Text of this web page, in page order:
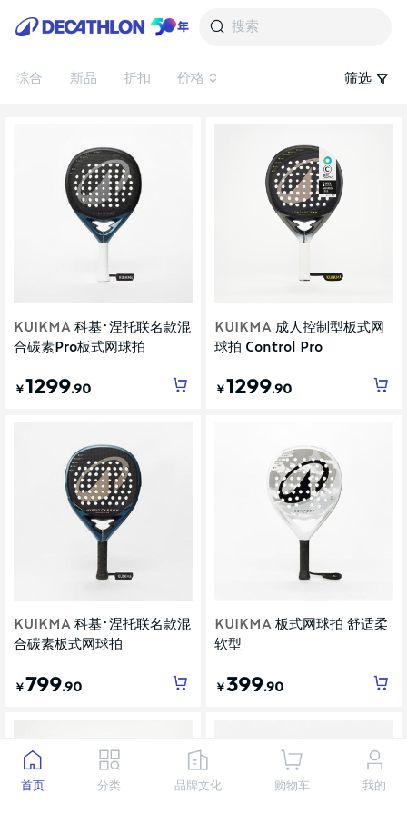
搜索
综合 新品 折扣 价格 筛选
KUIKMA 科基·涅托联名款混
合碳素Pro板式网球拍
￥1299.90
KUIKMA成人控制型板式网
球拍 Control Pro
￥1299.90
KUIKMA 科基·涅托联名款混
合碳素板式网球拍
￥799.90
KUIKMA板式网球拍 舒适柔
软型
￥399.90
首页 分类 品牌文化 购物车 我的